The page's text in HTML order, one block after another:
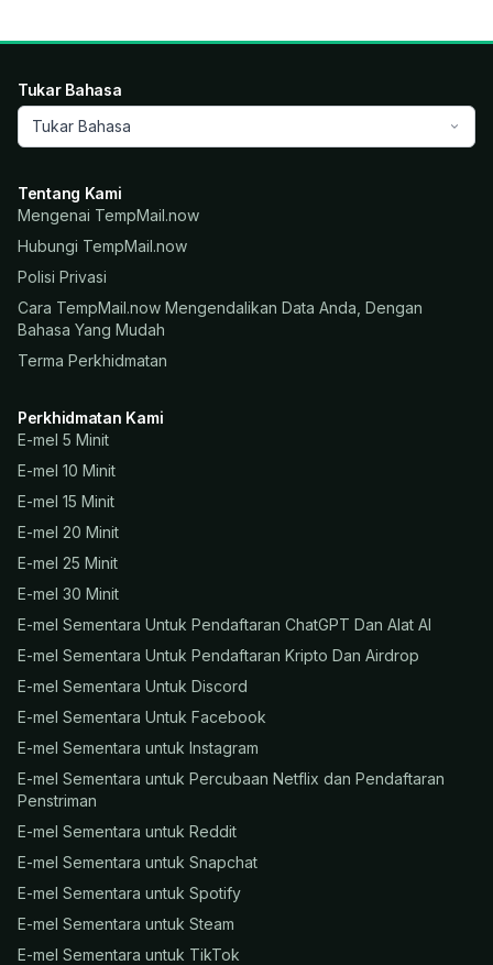
Tukar Bahasa
Tukar Bahasa
Tentang Kami
Mengenai TempMail.now
Hubungi TempMail.now
Polisi Privasi
Cara TempMail.now Mengendalikan Data Anda, Dengan
Bahasa Yang Mudah
Terma Perkhidmatan
Perkhidmatan Kami
E-mel 5 Minit
E-mel 10 Minit
E-mel 15 Minit
E-mel 20 Minit
E-mel 25 Minit
E-mel 30 Minit
E-mel Sementara Untuk Pendaftaran ChatGPT Dan Alat AI
E-mel Sementara Untuk Pendaftaran Kripto Dan Airdrop
E-mel Sementara Untuk Discord
E-mel Sementara Untuk Facebook
E-mel Sementara untuk Instagram
E-mel Sementara untuk Percubaan Netflix dan Pendaftaran
Penstriman
E-mel Sementara untuk Reddit
E-mel Sementara untuk Snapchat
E-mel Sementara untuk Spotify
E-mel Sementara untuk Steam
E-mel Sementara untuk TikTok